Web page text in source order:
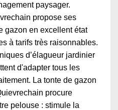
paysager.
propose ses
gazon en excellent état
à tarifs très raisonnables.
d’élagueur jardinier
d'adapter tous les
La tonte de gazon
procure
pelouse : stimule la